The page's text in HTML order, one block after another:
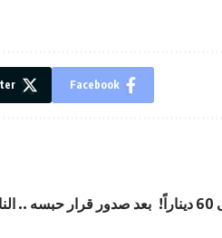
Facebook
بعد صدور قرار حبسه ..